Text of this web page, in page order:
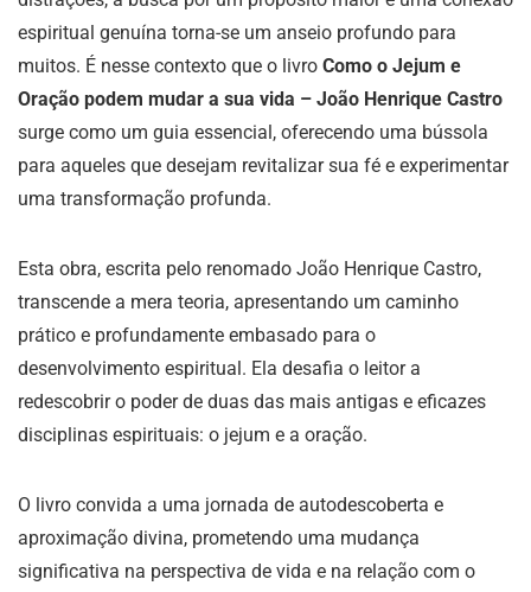
espiritual genuína torna-se um anseio profundo para
muitos. É nesse contexto que o livro Como o Jejum e
Oração podem mudar a sua vida – João Henrique Castro
surge como um guia essencial, oferecendo uma bússola
para aqueles que desejam revitalizar sua fé e experimentar
uma transformação profunda.
Esta obra, escrita pelo renomado João Henrique Castro,
transcende a mera teoria, apresentando um caminho
prático e profundamente embasado para o
desenvolvimento espiritual. Ela desafia o leitor a
redescobrir o poder de duas das mais antigas e eficazes
disciplinas espirituais: o jejum e a oração.
O livro convida a uma jornada de autodescoberta e
aproximação divina, prometendo uma mudança
significativa na perspectiva de vida e na relação com o